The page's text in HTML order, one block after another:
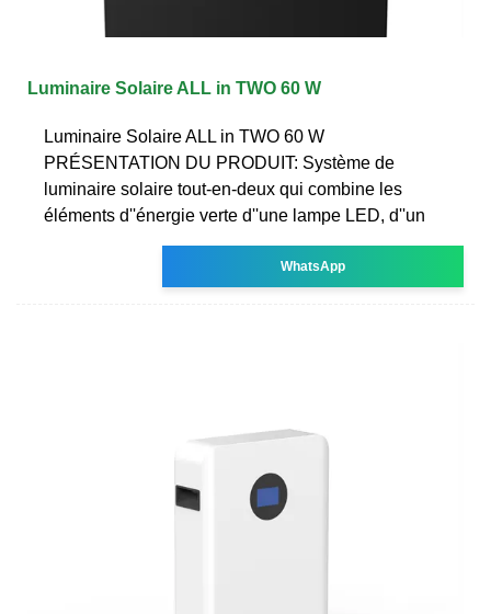
Luminaire Solaire ALL in TWO 60 W
Luminaire Solaire ALL in TWO 60 W
PRÉSENTATION DU PRODUIT: Système de
luminaire solaire tout-en-deux qui combine les
éléments d''énergie verte d''une lampe LED, d''un
WhatsApp